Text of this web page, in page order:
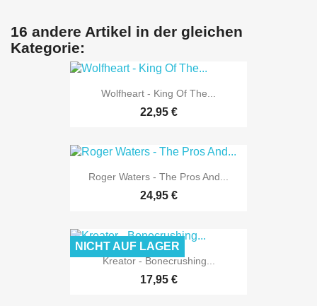
16 andere Artikel in der gleichen
Kategorie:
Wolfheart - King Of The...
22,95 €
Roger Waters - The Pros And...
24,95 €
Kreator - Bonecrushing...
17,95 €
NICHT AUF LAGER